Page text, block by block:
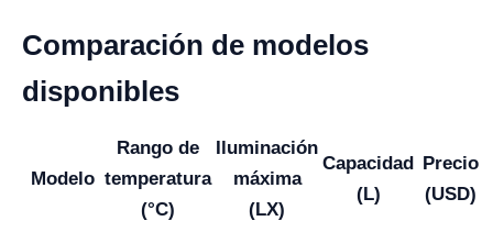
Comparación de modelos
disponibles
Modelo
Rango de
temperatura
(°C)
Iluminación
máxima
(LX)
Capacidad
(L)
Precio
(USD)